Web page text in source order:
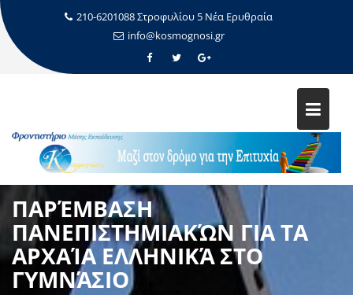
210-6201088 Στροφυλίου 5 Νέα Ερυθραία
info@kosmognosi.gr
ΠΑΡΈΜΒΑΣΗ
ΠΑΝΕΠΙΣΤΗΜΙΑΚΏΝ ΓΙΑ ΤΑ
ΑΡΧΑΊΑ ΕΛΛΗΝΙΚΆ ΣΤΟ
ΓΥΜΝΆΣΙΟ